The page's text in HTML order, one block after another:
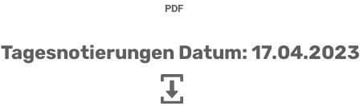
PDF
Tagesnotierungen Datum: 17.04.2023